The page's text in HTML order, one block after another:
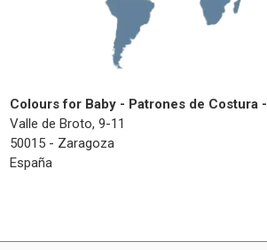
Colours for Baby - Patrones de Costura -
Valle de Broto, 9-11
50015 - Zaragoza
España